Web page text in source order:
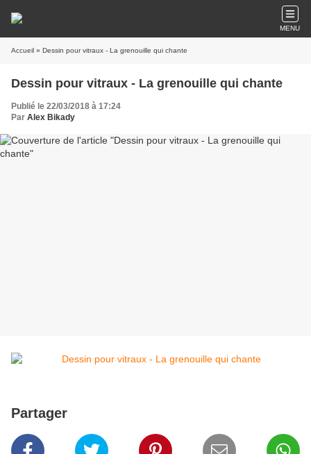
MENU
Accueil » Dessin pour vitraux - La grenouille qui chante
Dessin pour vitraux - La grenouille qui chante
Publié le 22/03/2018 à 17:24
Par Alex Bikady
Partager